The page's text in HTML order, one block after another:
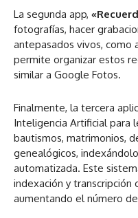
La segunda app,
fotografías, hacer
antepasados vivos, como
permite organizar estos
similar a Google Fotos.
Finalmente, la tercera
Inteligencia Artificial para
bautismos, matrimonios,
genealógicos,
automatizada. Este
indexación y transcripción
aumentando el número